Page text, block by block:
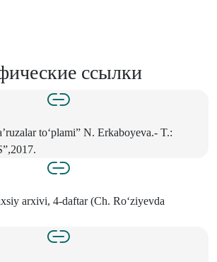
ссылки
to‘plami” N. Erkaboyeva.- T.:
arxivi, 4-daftar (Ch. Ro‘ziyevda